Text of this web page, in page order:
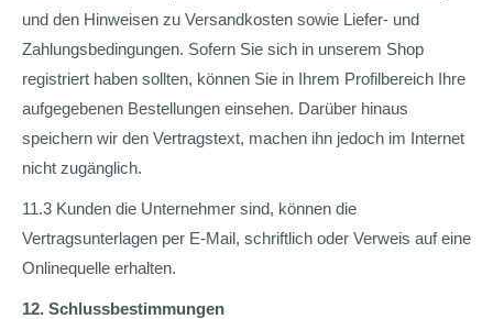
und den Hinweisen zu Versandkosten sowie Liefer- und
Zahlungsbedingungen. Sofern Sie sich in unserem Shop
registriert haben sollten, können Sie in Ihrem Profilbereich Ihre
aufgegebenen Bestellungen einsehen. Darüber hinaus
speichern wir den Vertragstext, machen ihn jedoch im Internet
nicht zugänglich.
11.3 Kunden die Unternehmer sind, können die
Vertragsunterlagen per E-Mail, schriftlich oder Verweis auf eine
Onlinequelle erhalten.
12. Schlussbestimmungen